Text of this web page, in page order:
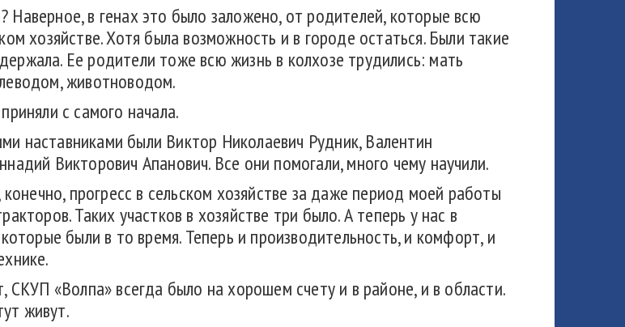
в генах это было заложено, от родителей, которые всю
хозяйстве. Хотя была возможность и в городе остаться. Были такие
Ее родители тоже всю жизнь в колхозе трудились: мать
животноводом.
с самого начала.
наставниками были Виктор Николаевич Рудник, Валентин
Викторович Апанович. Все они помогали, много чему научили.
прогресс в сельском хозяйстве за даже период моей работы
Таких участков в хозяйстве три было. А теперь у нас в
были в то время. Теперь и производительность, и комфорт, и
СКУП «Волпа» всегда было на хорошем счету и в районе, и в области.
живут.